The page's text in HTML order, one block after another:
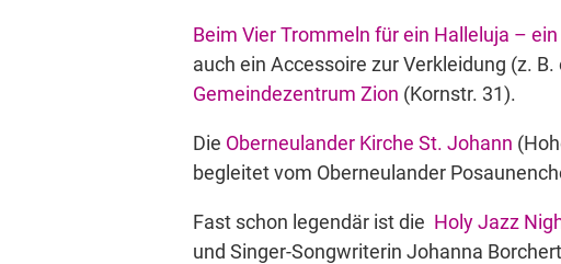
Beim Vier Trommeln für ein Halleluja –
auch ein Accessoire zur Verkleidung (z.
Gemeindezentrum Zion (Kornstr. 31).
Die Oberneulander Kirche St. Johann
begleitet vom Oberneulander
Fast schon legendär ist die Holy Jazz
und Singer-Songwriterin Johanna